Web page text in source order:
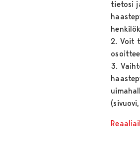
tietosi
2. Voit
3.